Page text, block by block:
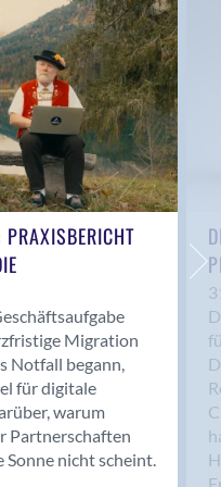
PRAXISBERICHT
Migration
Notfall begann,
für digitale
warum
Partnerschaften
Sonne nicht scheint.